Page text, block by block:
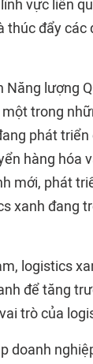
vực liên
đẩy các
lượng
trong
phát triển
hàng hóa
mới, phát
xanh đang
logistics
để tăng
trò của
doanh